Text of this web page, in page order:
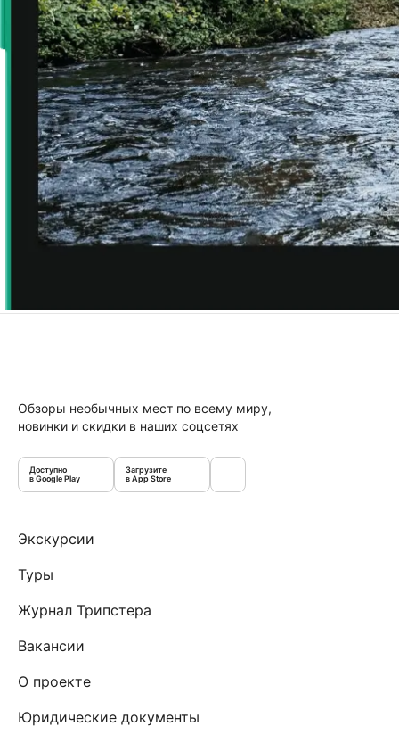
Обзоры необычных мест по всему миру,
новинки и скидки в наших соцсетях
Доступно
в Google Play
Загрузите
в App Store
Экскурсии
Туры
Журнал Трипстера
Вакансии
О проекте
Юридические документы